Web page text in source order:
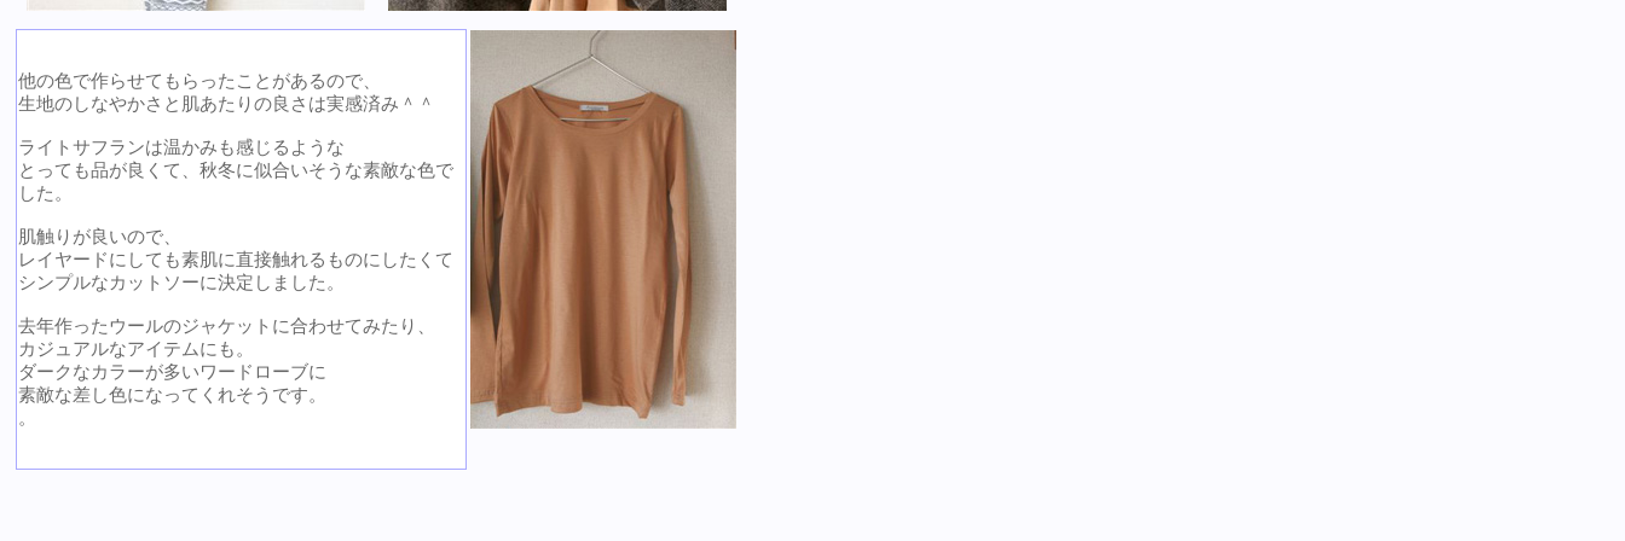
他の色で作らせてもらったことがあるので、
生地のしなやかさと肌あたりの良さは実感済み＾＾
ライトサフランは温かみも感じるような
とっても品が良くて、秋冬に似合いそうな素敵な色で
した。
肌触りが良いので、
レイヤードにしても素肌に直接触れるものにしたくて
シンプルなカットソーに決定しました。
去年作ったウールのジャケットに合わせてみたり、
カジュアルなアイテムにも。
ダークなカラーが多いワードローブに
素敵な差し色になってくれそうです。
。